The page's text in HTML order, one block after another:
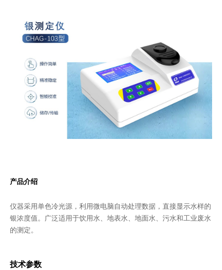
产品介绍
仪器采用单色冷光源，利用微电脑自动处理数据，直接显示水样的
银浓度值。广泛适用于饮用水、地表水、地面水、污水和工业废水
的测定。
技术参数